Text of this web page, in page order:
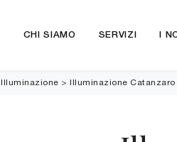
CHI SIAMO SERVIZI I
Illuminazione > Illuminazione Catanzaro